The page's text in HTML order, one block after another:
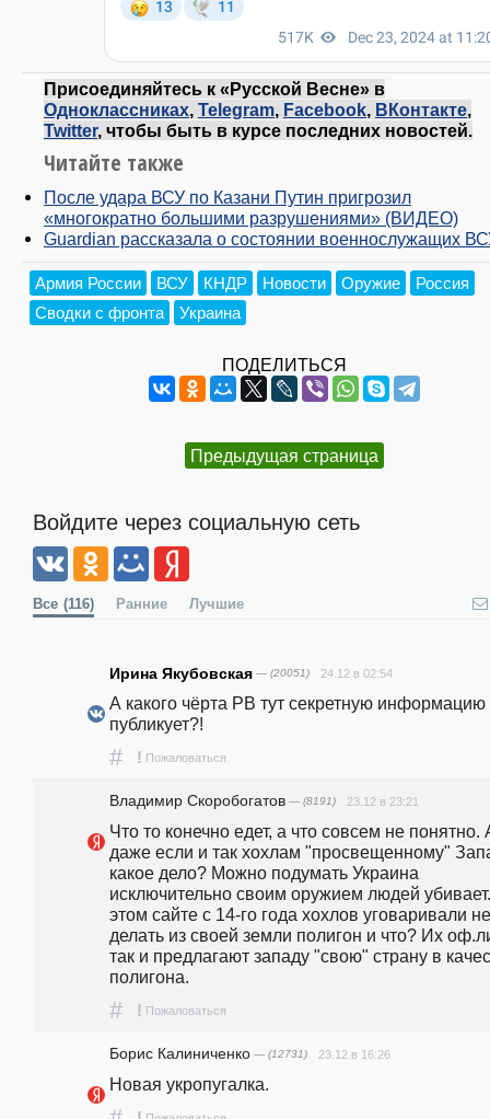
Присоединяйтесь к «Русской Весне» в
Одноклассниках, Telegram, Facebook, ВКонтакте,
Twitter, чтобы быть в курсе последних новостей.
Читайте также
После удара ВСУ по Казани Путин пригрозил
«многократно большими разрушениями» (ВИДЕО)
Guardian рассказала о состоянии военнослужащих
Армия России ВСУ КНДР Новости Оружие
Россия
Сводки с фронта
Украина
ПОДЕЛИТЬСЯ
Предыдущая страница
Войдите через социальную сеть
Все (116) Ранние Лучшие
Ирина Якубовская — (20051) 24.12 в 02:54
А какого чёрта РВ тут секретную информацию
публикует?!
# ! Пожаловаться
Владимир Скоробогатов — (8191) 23.12 в 23:21
Что то конечно едет, а что совсем не понятно.
даже если и так хохлам "просвещенному"
какое дело? Можно подумать Украина
исключительно своим оружием людей
этом сайте с 14-го года хохлов уговаривали не
делать из своей земли полигон и что? Их
так и предлагают западу "свою" страну в
полигона.
# ! Пожаловаться
Борис Калиниченко — (12731) 23.12 в 16:26
Новая укропугалка.